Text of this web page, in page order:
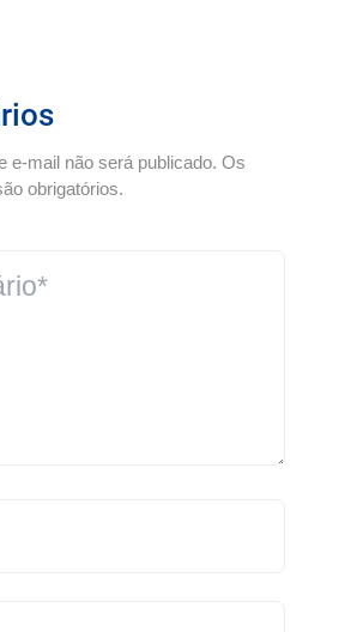
e-mail não será publicado. Os
obrigatórios.